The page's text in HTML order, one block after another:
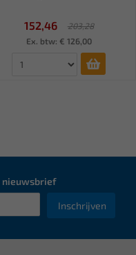
152,46
203,28
Ex. btw: € 126,00
nieuwsbrief
Inschrijven